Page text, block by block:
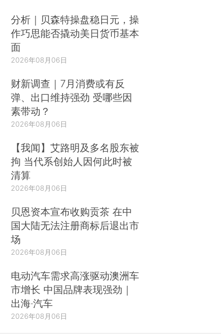
分析｜贝森特操盘稳日元，操
作巧思能否撬动美日货币基本
面
2026年08月06日
财新调查｜7月消费或有反
弹、出口维持强劲 受哪些因
素带动？
2026年08月06日
【我闻】艾路明及多名股东被
拘 当代系创始人因何此时被
清算
2026年08月06日
贝恩资本宣布收购贡茶 在中
国大陆无法注册商标后退出市
场
2026年08月06日
电动汽车需求高涨驱动澳洲车
市增长 中国品牌表现强劲｜
出海·汽车
2026年08月06日